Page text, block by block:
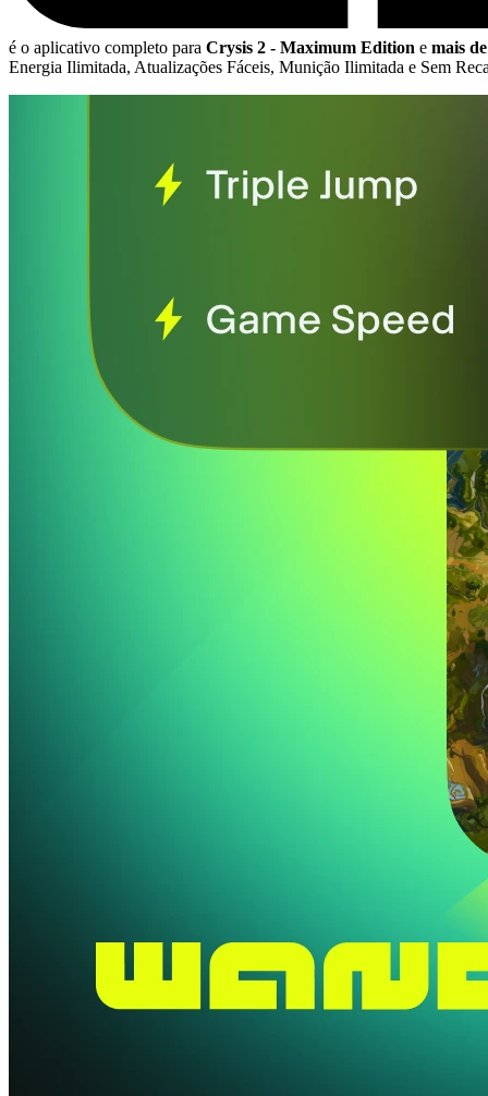
é o aplicativo completo para Crysis 2 - Maximum Edition e mais
Energia Ilimitada, Atualizações Fáceis, Munição Ilimitada e Sem